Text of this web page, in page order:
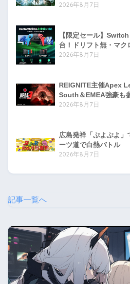
2026年8月7日
【限定セール】
台！ドリフト無・マ
2026年8月7日
REIGNITE主催Apex
South＆EMEA強豪も
2026年8月7日
広島発祥「ぷよぷよ
ーツ道で白熱バトル
2026年8月7日
記事一覧へ